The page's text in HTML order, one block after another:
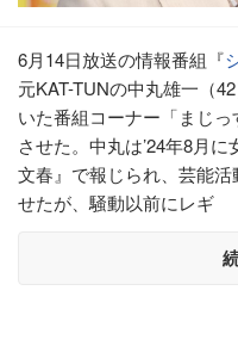
6月14日放送の情報番組『
元KAT-TUNの中丸雄一（
いた番組コーナー「まじ
させた。中丸は’24年8月に
文春』で報じられ、芸能活
せたが、騒動以前にレギ